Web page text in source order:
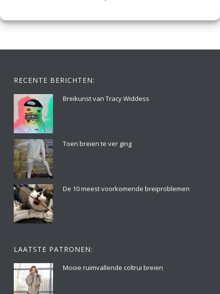
RECENTE BERICHTEN:
Breikunst van Tracy Widdess
Toen breien te ver ging
De 10 meest voorkomende breiproblemen
LAATSTE PATRONEN:
Mooie ruimvallende coltrui breien